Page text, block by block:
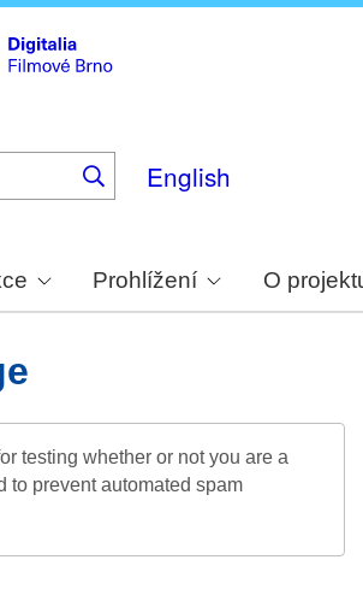
English
Prohlížení O
testing whether or not you are a
to prevent automated spam